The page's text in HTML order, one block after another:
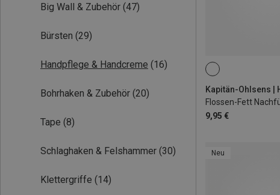
Big Wall & Zubehör (47)
Bürsten (29)
Handpflege & Handcreme (16)
Bohrhaken & Zubehör (20)
Tape (8)
Schlaghaken & Felshammer (30)
Klettergriffe (14)
Flossen-Fett
9,95 €
18G
Neu